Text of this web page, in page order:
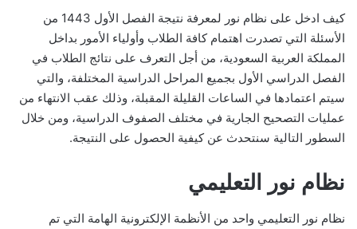
كيف ادخل على نظام نور لمعرفة نتيجة الفصل الأول 1443 من
الأسئلة التي تصدرت اهتمام كافة الطلاب وأولياء الأمور بداخل
المملكة العربية السعودية، من أجل التعرف على نتائج الطلاب في
الفصل الدراسي الأول بجميع المراحل الدراسية المختلفة، والتي
سيتم اعتمادها في الساعات القليلة المقبلة، وذلك عقب الانتهاء من
عمليات التصحيح الجارية في مختلف الصفوف الدراسية، ومن خلال
السطور التالية سنتحدث عن كيفية الحصول على النتيجة.
نظام نور التعليمي
نظام نور التعليمي واحد من الأنظمة الإلكترونية الهامة التي تم